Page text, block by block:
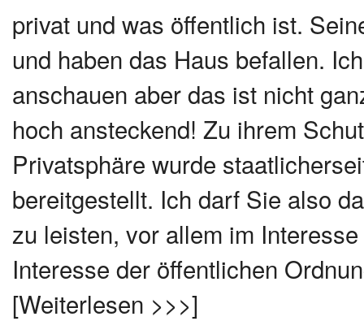
privat und was öffentlich ist.
und haben das Haus befallen.
anschauen aber das ist nicht
hoch ansteckend! Zu ihrem
Privatsphäre wurde
bereitgestellt. Ich darf Sie also
zu leisten, vor allem im
Interesse der öffentlichen
[Weiterlesen >>>]